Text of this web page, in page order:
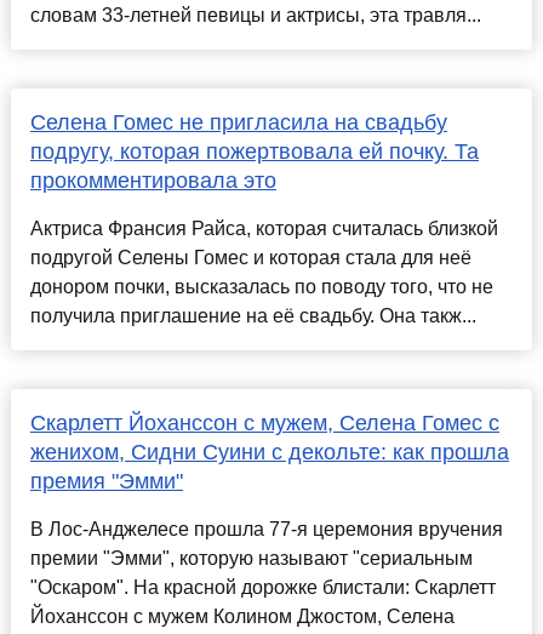
словам 33-летней певицы и актрисы, эта травля...
Селена Гомес не пригласила на свадьбу
подругу, которая пожертвовала ей почку. Та
прокомментировала это
Актриса Франсия Райса, которая считалась близкой
подругой Селены Гомес и которая стала для неё
донором почки, высказалась по поводу того, что не
получила приглашение на её свадьбу. Она такж...
Скарлетт Йоханссон с мужем, Селена Гомес с
женихом, Сидни Суини с декольте: как прошла
премия "Эмми"
В Лос-Анджелесе прошла 77-я церемония вручения
премии "Эмми", которую называют "сериальным
"Оскаром". На красной дорожке блистали: Скарлетт
Йоханссон с мужем Колином Джостом, Селена